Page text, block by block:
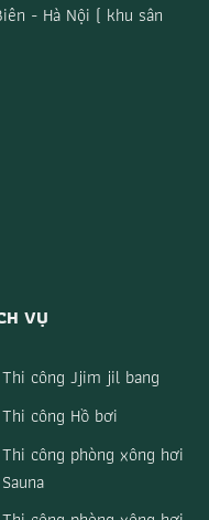
- Hà Nội ( khu sân
VỤ
Thi công Jjim jil bang
Thi công Hồ bơi
Thi công phòng xông hơi
Sauna